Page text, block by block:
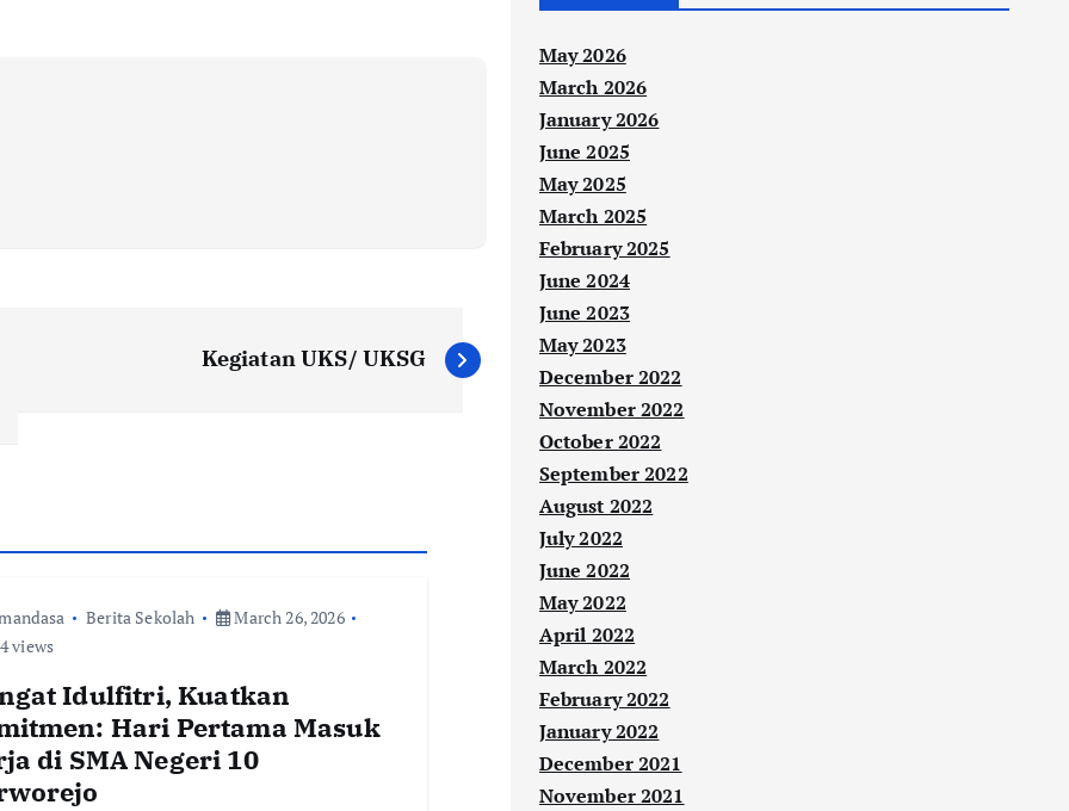
Kegiatan UKS/ UKSG
Berita Sekolah
March 26, 2026
views
Idulfitri, Kuatkan
Hari Pertama Masuk
di SMA Negeri 10
May 2026
March 2026
January 2026
June 2025
May 2025
March 2025
February 2025
June 2024
June 2023
May 2023
December 2022
November 2022
October 2022
September 2022
August 2022
July 2022
June 2022
May 2022
April 2022
March 2022
February 2022
January 2022
December 2021
November 2021